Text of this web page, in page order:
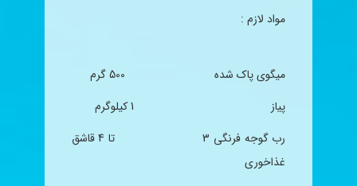
مواد لازم :
میگو‌ی پاک شده 500 گرم
پیاز 1 کیلوگرم
ربگوجه فرنگی 3
تا 4 قاشق
غذاخوری